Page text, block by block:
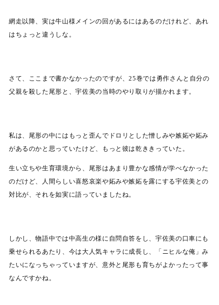
網走以降、実は牛山様メインの回があるにはあるのだけれど、あれ
はちょっと違うしな。
さて、ここまで書かなかったのですが、25巻では勇作さんと自分の
父親を殺した尾形と、宇佐美の当時のやり取りが描かれます。
私は、尾形の中にはもっと歪んでドロリとした憎しみや嫉妬や妬み
があるのかと思っていたけど、もっと彼は乾ききっていた。
生い立ちや生育環境から、尾形はあまり豊かな感情が学べなかった
のだけど、人間らしい喜怒哀楽や妬みや嫉妬を露にする宇佐美との
対比が、それを如実に語っていましたね。
しかし、物語中では中高生の様に自問自答をし、宇佐美の口車にも
乗せられるあたり、今は大人気キャラに成長し、「ニヒルな俺」み
たいになっちゃっていますが、意外と尾形も育ちがよかったって事
なんですかね。